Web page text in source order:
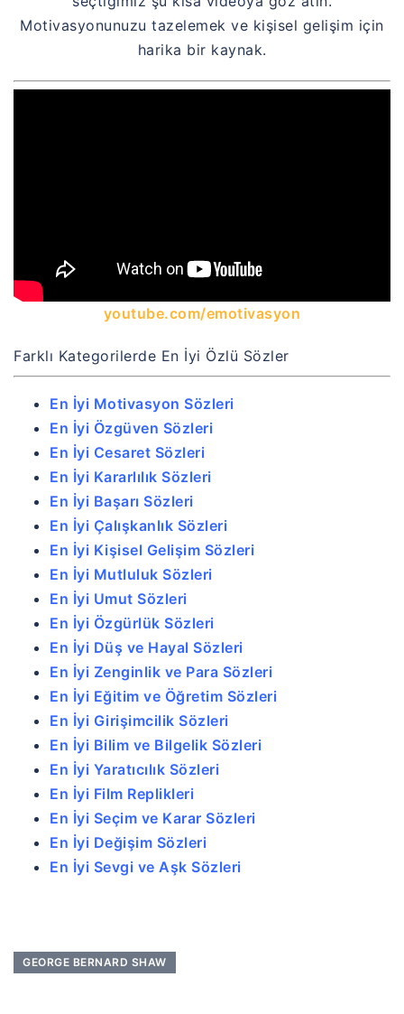
Motivasyonunuzu tazelemek ve kişisel gelişim için
harika bir kaynak.
youtube.com/emotivasyon
Farklı Kategorilerde En İyi Özlü Sözler
En İyi Motivasyon Sözleri
En İyi Özgüven Sözleri
En İyi Cesaret Sözleri
En İyi Kararlılık Sözleri
En İyi Başarı Sözleri
En İyi Çalışkanlık Sözleri
En İyi Kişisel Gelişim Sözleri
En İyi Mutluluk Sözleri
En İyi Umut Sözleri
En İyi Özgürlük Sözleri
En İyi Düş ve Hayal Sözleri
En İyi Zenginlik ve Para Sözleri
En İyi Eğitim ve Öğretim Sözleri
En İyi Girişimcilik Sözleri
En İyi Bilim ve Bilgelik Sözleri
En İyi Yaratıcılık Sözleri
En İyi Film Replikleri
En İyi Seçim ve Karar Sözleri
En İyi Değişim Sözleri
En İyi Sevgi ve Aşk Sözleri
GEORGE BERNARD SHAW